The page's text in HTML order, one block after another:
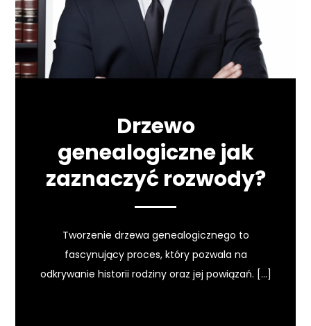
Drzewo
genealogiczne jak
zaznaczyć rozwody?
Tworzenie drzewa genealogicznego to
fascynujący proces, który pozwala na
odkrywanie historii rodziny oraz jej powiązań. […]